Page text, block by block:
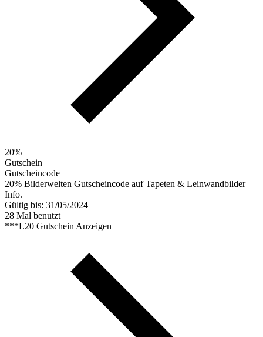
20%
Gutschein
Gutscheincode
20% Bilderwelten Gutscheincode auf Tapeten & Leinwandbilder
Info.
Gültig bis: 31/05/2024
28 Mal benutzt
***L20 Gutschein Anzeigen